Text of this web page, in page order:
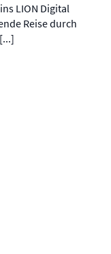
LION Digital
Reise durch